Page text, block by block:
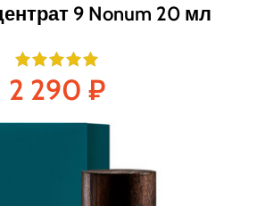
9 Nonum 20 мл
2 290 ₽